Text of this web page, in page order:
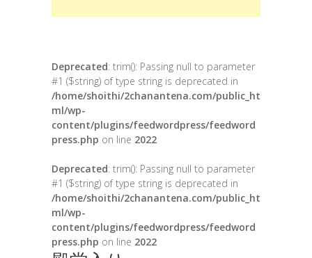
Deprecated: trim(): Passing null to parameter
#1 ($string) of type string is deprecated in
/home/shoithi/2chanantena.com/public_ht
ml/wp-
content/plugins/feedwordpress/feedword
press.php on line 2022
Deprecated: trim(): Passing null to parameter
#1 ($string) of type string is deprecated in
/home/shoithi/2chanantena.com/public_ht
ml/wp-
content/plugins/feedwordpress/feedword
press.php on line 2022